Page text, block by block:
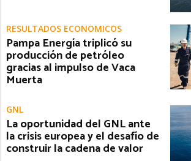
RESULTADOS ECONÓMICOS
Pampa Energía triplicó su
producción de petróleo
gracias al impulso de Vaca
Muerta
GNL
La oportunidad del GNL ante
la crisis europea y el desafío de
construir la cadena de valor